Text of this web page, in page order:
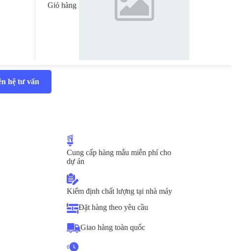
Giỏ hàng
hệ tư vấn
Cung cấp hàng mẫu miễn phí cho
dự án
Kiểm định chất lượng tại nhà máy
Đặt hàng theo yêu cầu
Giao hàng toàn quốc